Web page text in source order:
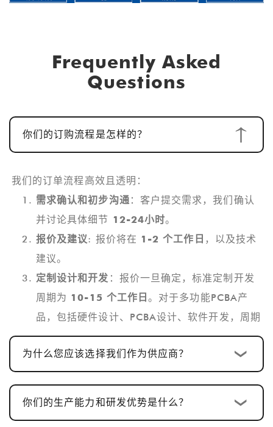
Frequently Asked
Questions
你们的订购流程是怎样的？
我们的订单流程高效且透明：
需求确认和初步沟通 ：客户提交需求，我们确认
并讨论具体细节 12-24小时。
报价及建议: 报价将在 1-2 个工作日 ，以及技术
建议。
定制设计和开发 ：报价一旦确定，标准定制开发
周期为 10-15 个工作日。对于多功能PCBA产
品，包括硬件设计、PCBA设计、软件开发，周期
通常为25-30天。
样品确认及修改：我们提供样品供客户确认。样
品批准通常需要5-7 个工作日，并根据反馈进行
调整。
为什么您应该选择我们作为供应商？
你们的生产能力和研发优势是什么？